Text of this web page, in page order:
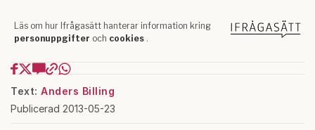
Text: Anders Billing
Publicerad 2013-05-23